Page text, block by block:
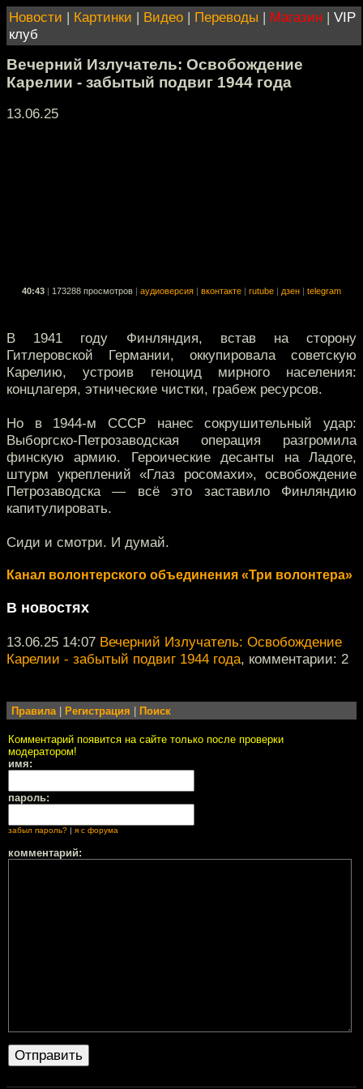
Новости | Картинки | Видео | Переводы | Магазин | VIP
клуб
Вечерний Излучатель: Освобождение
Карелии - забытый подвиг 1944 года
13.06.25
40:43 173288 просмотров аудиоверсия вконтакте rutube дзен telegram
В 1941 году Финляндия, встав на сторону
Гитлеровской Германии, оккупировала советскую
Карелию, устроив геноцид мирного населения:
концлагеря, этнические чистки, грабеж ресурсов.
Но в 1944-м СССР нанес сокрушительный удар:
Выборгско-Петрозаводская операция разгромила
финскую армию. Героические десанты на Ладоге,
штурм укреплений «Глаз росомахи», освобождение
Петрозаводска — всё это заставило Финляндию
капитулировать.
Сиди и смотри. И думай.
Канал волонтерского объединения «Три волонтера»
В новостях
13.06.25 14:07 Вечерний Излучатель: Освобождение
Карелии - забытый подвиг 1944 года, комментарии: 2
Правила| Регистрация Поиск
Комментарий появится на сайте только после проверки
модератором!
имя:
пароль:
забыл пароль? я с форума
комментарий: